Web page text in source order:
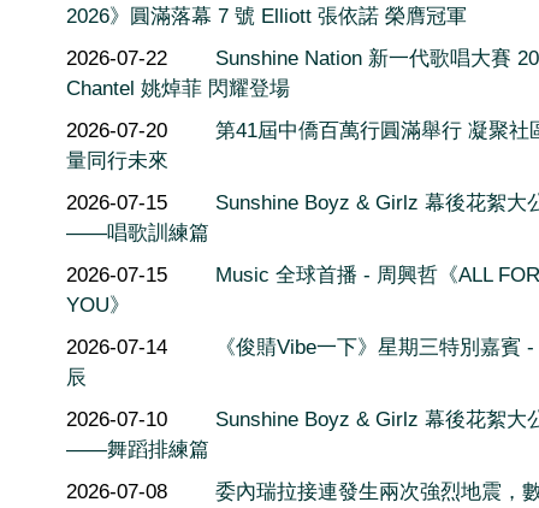
2026》圓滿落幕 7 號 Elliott 張依諾 榮膺冠軍
2026-07-22
Sunshine Nation 新一代歌唱大賽
Chantel 姚焯菲 閃耀登場
2026-07-20
第41屆中僑百萬行圓滿舉行 凝聚社
量同行未來
2026-07-15
Sunshine Boyz & Girlz 幕後花絮大
——唱歌訓練篇
2026-07-15
Music 全球首播 - 周興哲《ALL FOR
YOU》
2026-07-14
《俊䝼Vibe一下》星期三特別嘉賓
辰
2026-07-10
Sunshine Boyz & Girlz 幕後花絮大
——舞蹈排練篇
2026-07-08
委內瑞拉接連發生兩次強烈地震，